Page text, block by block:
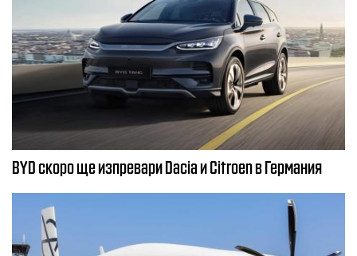
BYD скоро ще изпревари Dacia и Citroеn в Германия